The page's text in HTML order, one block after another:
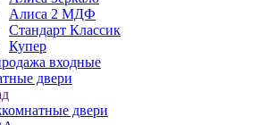
Алиса 2 МДФ
Стандарт Классик
Купер
входные
двери
двери